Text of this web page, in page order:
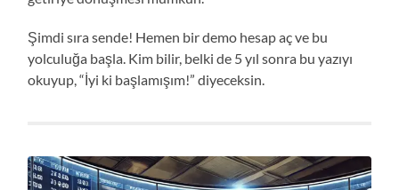
Şimdi sıra sende! Hemen bir demo hesap aç ve bu
yolculuğa başla. Kim bilir, belki de 5 yıl sonra bu yazıyı
okuyup, “İyi ki başlamışım!” diyeceksin.